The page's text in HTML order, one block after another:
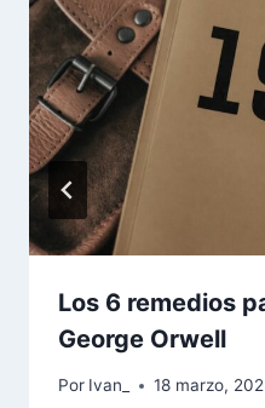
Los 6 remedios
George Orwell
Por Ivan_ 18 marzo,